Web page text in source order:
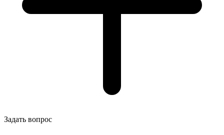
Задать вопрос